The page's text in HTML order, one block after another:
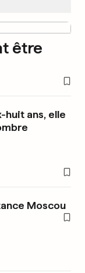
être
huit ans, elle
Moscou